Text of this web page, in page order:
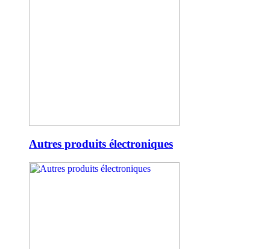
Autres produits électroniques